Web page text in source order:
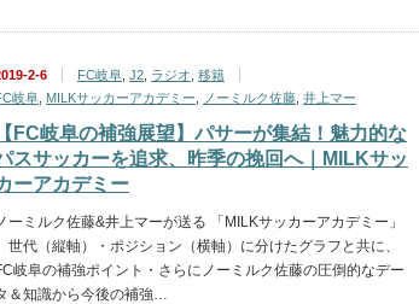
2-6 FC岐阜 J2 ラジオ 移籍
岐阜 MILKサッカーアカデミー ノーミルク佐藤 井上マー
【FC岐阜の補強展望】パサーが集結！魅力的な
スサッカーを追求、昨季の挽回へ｜MILKサッ
ーアカデミー
ーミルク佐藤&井上マーが送る 「MILKサッカーアカデミー」
世代（縦軸）・ポジション（横軸）に分けたグラフと共に、
岐阜の補強ポイント・さらにノーミルク佐藤の圧倒的なデー
＆知識から今後の補強…